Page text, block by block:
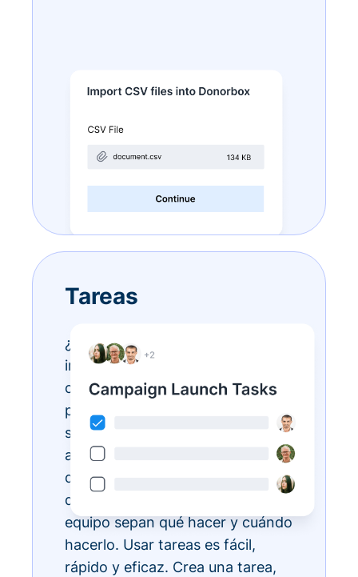
Tareas
¿Tienes listas de tareas
interminables? Hazlas realidad
con Donorbox Tasks. Ahora
puedes organizar, priorizar y
simplificar todas tus tareas
administrativas diarias, todo
dentro del ecosistema CRM, para
que todos los miembros de tu
equipo sepan qué hacer y cuándo
hacerlo. Usar tareas es fácil,
rápido y eficaz. Crea una tarea,